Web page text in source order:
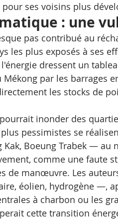
ses voisins plus
: une
pas contribué au
les plus exposés à ses
dressent un
Mékong par les barrages
les stocks de
inonder des
pessimistes se
Boeung Trabek —
comme une faute
de manœuvre. Les
éolien, hydrogène —,
à charbon ou les
cette transition